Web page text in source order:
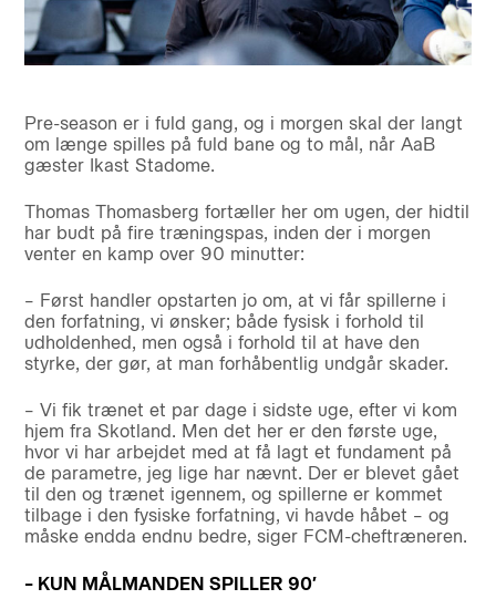
Pre-season er i fuld gang, og i morgen skal der langt
om længe spilles på fuld bane og to mål, når AaB
gæster Ikast Stadome.
Thomas Thomasberg fortæller her om ugen, der hidtil
har budt på fire træningspas, inden der i morgen
venter en kamp over 90 minutter:
– Først handler opstarten jo om, at vi får spillerne i
den forfatning, vi ønsker; både fysisk i forhold til
udholdenhed, men også i forhold til at have den
styrke, der gør, at man forhåbentlig undgår skader.
– Vi fik trænet et par dage i sidste uge, efter vi kom
hjem fra Skotland. Men det her er den første uge,
hvor vi har arbejdet med at få lagt et fundament på
de parametre, jeg lige har nævnt. Der er blevet gået
til den og trænet igennem, og spillerne er kommet
tilbage i den fysiske forfatning, vi havde håbet – og
måske endda endnu bedre, siger FCM-cheftræneren.
– KUN MÅLMANDEN SPILLER 90′